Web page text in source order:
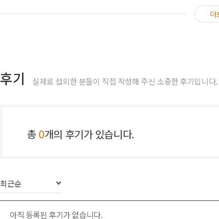
더
후기 실제로 섭외한 분들이 직접 작성해 주신 소중한 후기입니다.
총 0개의 후기가 있습니다.
최근순
아직 등록된 후기가 없습니다.